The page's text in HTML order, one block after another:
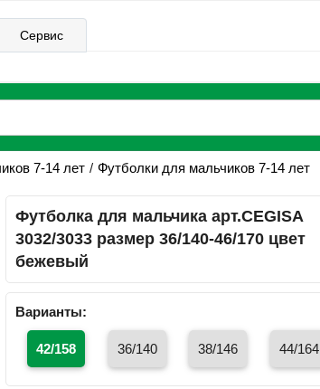
Сервис
7-14 лет Футболки для мальчиков 7-14 лет
Футболка для мальчика арт.CEGISA
3032/3033 размер 36/140-46/170 цвет
бежевый
Варианты:
42/158 36/140 38/146 44/164